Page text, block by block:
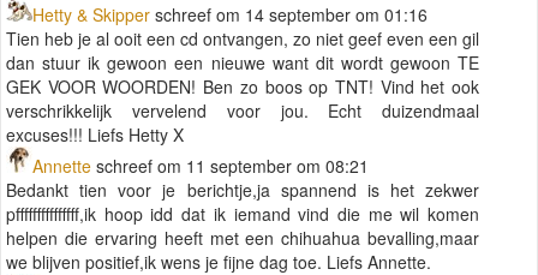
Hetty & Skipper schreef om 14 september om 01:16
Tien heb je al ooit een cd ontvangen, zo niet geef even een gil
dan stuur ik gewoon een nieuwe want dit wordt gewoon TE
GEK VOOR WOORDEN! Ben zo boos op TNT! Vind het ook
verschrikkelijk vervelend voor jou. Echt duizendmaal
excuses!!! Liefs Hetty X
Annette schreef om 11 september om 08:21
Bedankt tien voor je berichtje,ja spannend is het zekwer
pfffffffffffffff,ik hoop idd dat ik iemand vind die me wil komen
helpen die ervaring heeft met een chihuahua bevalling,maar
we blijven positief,ik wens je fijne dag toe. Liefs Annette.